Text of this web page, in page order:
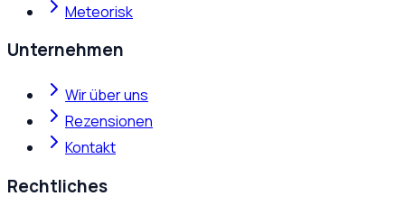
Meteorisk
Unternehmen
Wir über uns
Rezensionen
Kontakt
Rechtliches